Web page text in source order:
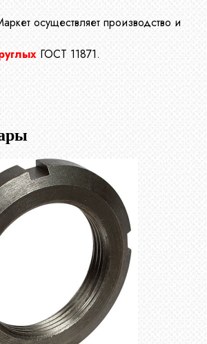
осуществляет производство и
ГОСТ 11871.